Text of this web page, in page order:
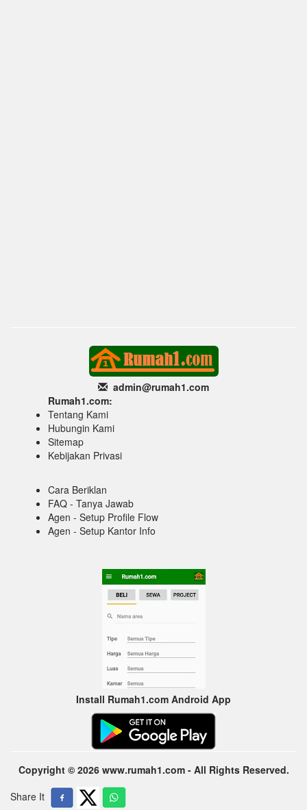
admin@rumah1.com
Rumah1.com:
Tentang Kami
Hubungin Kami
Sitemap
Kebijakan Privasi
Cara Beriklan
FAQ - Tanya Jawab
Agen - Setup Profile Flow
Agen - Setup Kantor Info
Install Rumah1.com Android App
Copyright © 2026 www.rumah1.com - All Rights Reserved.
Share It